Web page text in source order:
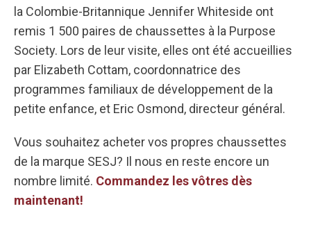
la Colombie-Britannique Jennifer Whiteside ont
remis 1 500 paires de chaussettes à la Purpose
Society. Lors de leur visite, elles ont été accueillies
par Elizabeth Cottam, coordonnatrice des
programmes familiaux de développement de la
petite enfance, et Eric Osmond, directeur général.
Vous souhaitez acheter vos propres chaussettes
de la marque SESJ? Il nous en reste encore un
nombre limité. Commandez les vôtres dès
maintenant!